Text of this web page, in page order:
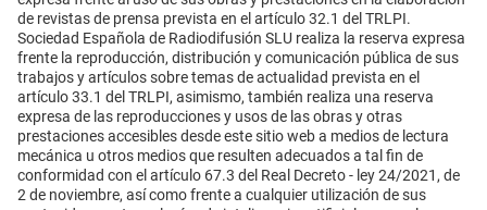
de revistas de prensa prevista en el artículo 32.1 del TRLPI.
Sociedad Española de Radiodifusión SLU realiza la reserva expresa
frente la reproducción, distribución y comunicación pública de sus
trabajos y artículos sobre temas de actualidad prevista en el
artículo 33.1 del TRLPI, asimismo, también realiza una reserva
expresa de las reproducciones y usos de las obras y otras
prestaciones accesibles desde este sitio web a medios de lectura
mecánica u otros medios que resulten adecuados a tal fin de
conformidad con el artículo 67.3 del Real Decreto - ley 24/2021, de
2 de noviembre, así como frente a cualquier utilización de sus